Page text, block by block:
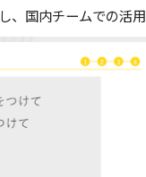
、国内チームでの活用